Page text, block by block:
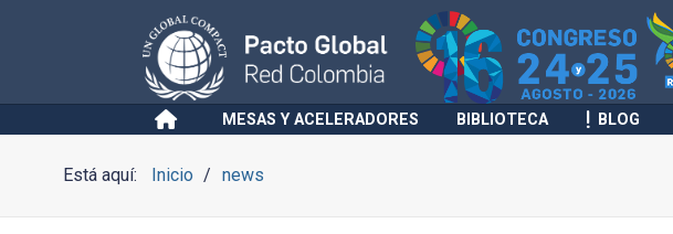
MESAS Y ACELERADORES BIBLIOTECA BLOG
Está aquí: Inicio news